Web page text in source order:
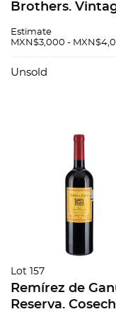
Brothers.
Whisky, Miel y
Una en caja.
Estimate
MXN$3,000 -
Unsold
Lot 157
Remírez de
Reserva.